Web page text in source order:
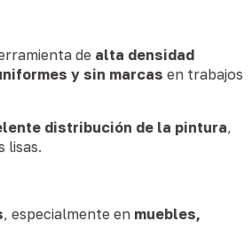
de alta densidad
y sin marcas en trabajos
distribución de la pintura,
lisas.
, especialmente en muebles,